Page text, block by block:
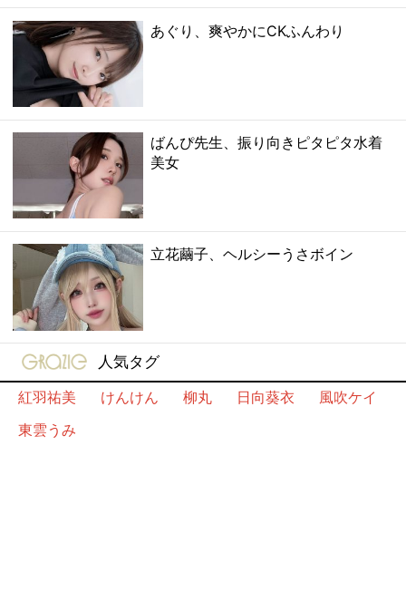
あぐり、爽やかにCKふんわり
ばんぴ先生、振り向きピタピタ水着
美女
立花繭子、ヘルシーうさボイン
gravure-grazie
人気タグ
紅羽祐美
けんけん 柳丸 日向葵衣
風吹ケイ
東雲うみ